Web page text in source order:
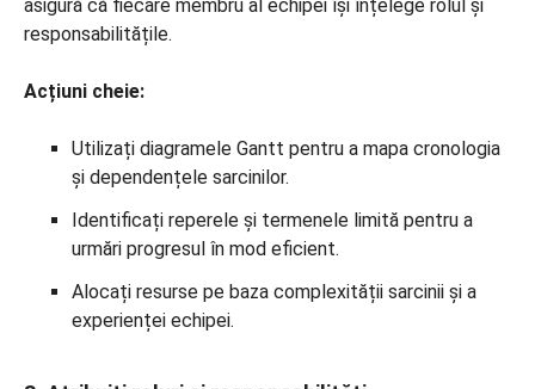
asigură că fiecare membru al echipei își înțelege rolul și
responsabilitățile.
Acțiuni cheie:
Utilizați diagramele Gantt pentru a mapa cronologia
și dependențele sarcinilor.
Identificați reperele și termenele limită pentru a
urmări progresul în mod eficient.
Alocați resurse pe baza complexității sarcinii și a
experienței echipei.